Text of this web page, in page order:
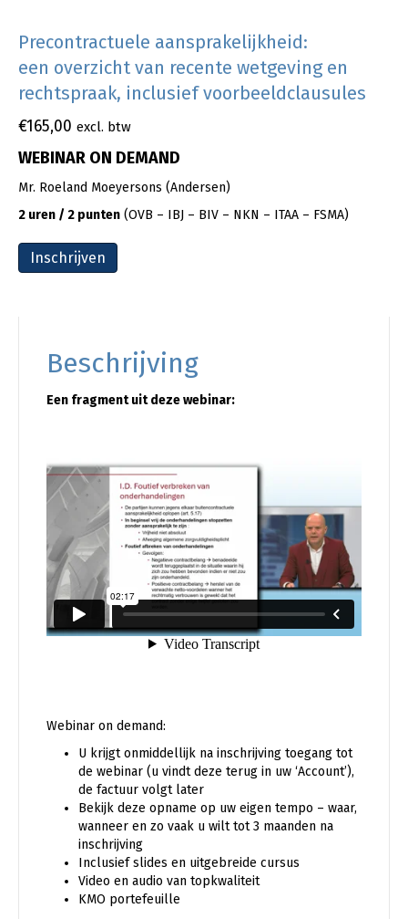
Precontractuele aansprakelijkheid:
een overzicht van recente wetgeving en
rechtspraak, inclusief voorbeeldclausules
€165,00 excl. btw
WEBINAR ON DEMAND
Mr. Roeland Moeyersons (Andersen)
2 uren / 2 punten (OVB – IBJ – BIV – NKN – ITAA – FSMA)
Inschrijven
Beschrijving
Een fragment uit deze webinar:
Webinar on demand:
U krijgt onmiddellijk na inschrijving toegang tot
de webinar (u vindt deze terug in uw ‘Account’),
de factuur volgt later
Bekijk deze opname op uw eigen tempo – waar,
wanneer en zo vaak u wilt tot 3 maanden na
inschrijving
Inclusief slides en uitgebreide cursus
Video en audio van topkwaliteit
KMO portefeuille